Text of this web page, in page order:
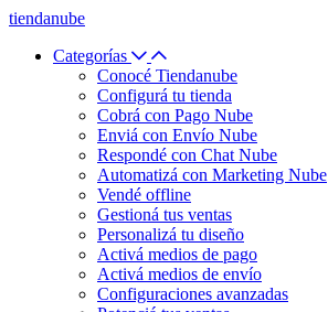
tiendanube
Categorías
Conocé Tiendanube
Configurá tu tienda
Cobrá con Pago Nube
Enviá con Envío Nube
Respondé con Chat Nube
Automatizá con Marketing Nube
Vendé offline
Gestioná tus ventas
Personalizá tu diseño
Activá medios de pago
Activá medios de envío
Configuraciones avanzadas